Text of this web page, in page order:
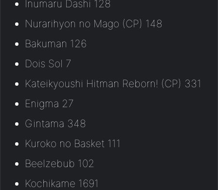
Inumaru Dashi 128
Nurarihyon no Mago (CP) 148
Bakuman 126
Dois Sol 7
Kateikyoushi Hitman Reborn! (CP) 331
Enigma 27
Gintama 348
Kuroko no Basket 111
Beelzebub 102
Kochikame 1691